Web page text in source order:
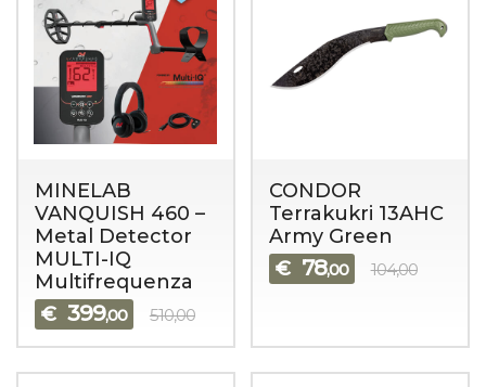
MINELAB
VANQUISH 460 –
Metal Detector
MULTI-IQ
Multifrequenza
€ 399,00 510,00
CONDOR
Terrakukri 13AHC
Army Green
€ 78,00 104,00